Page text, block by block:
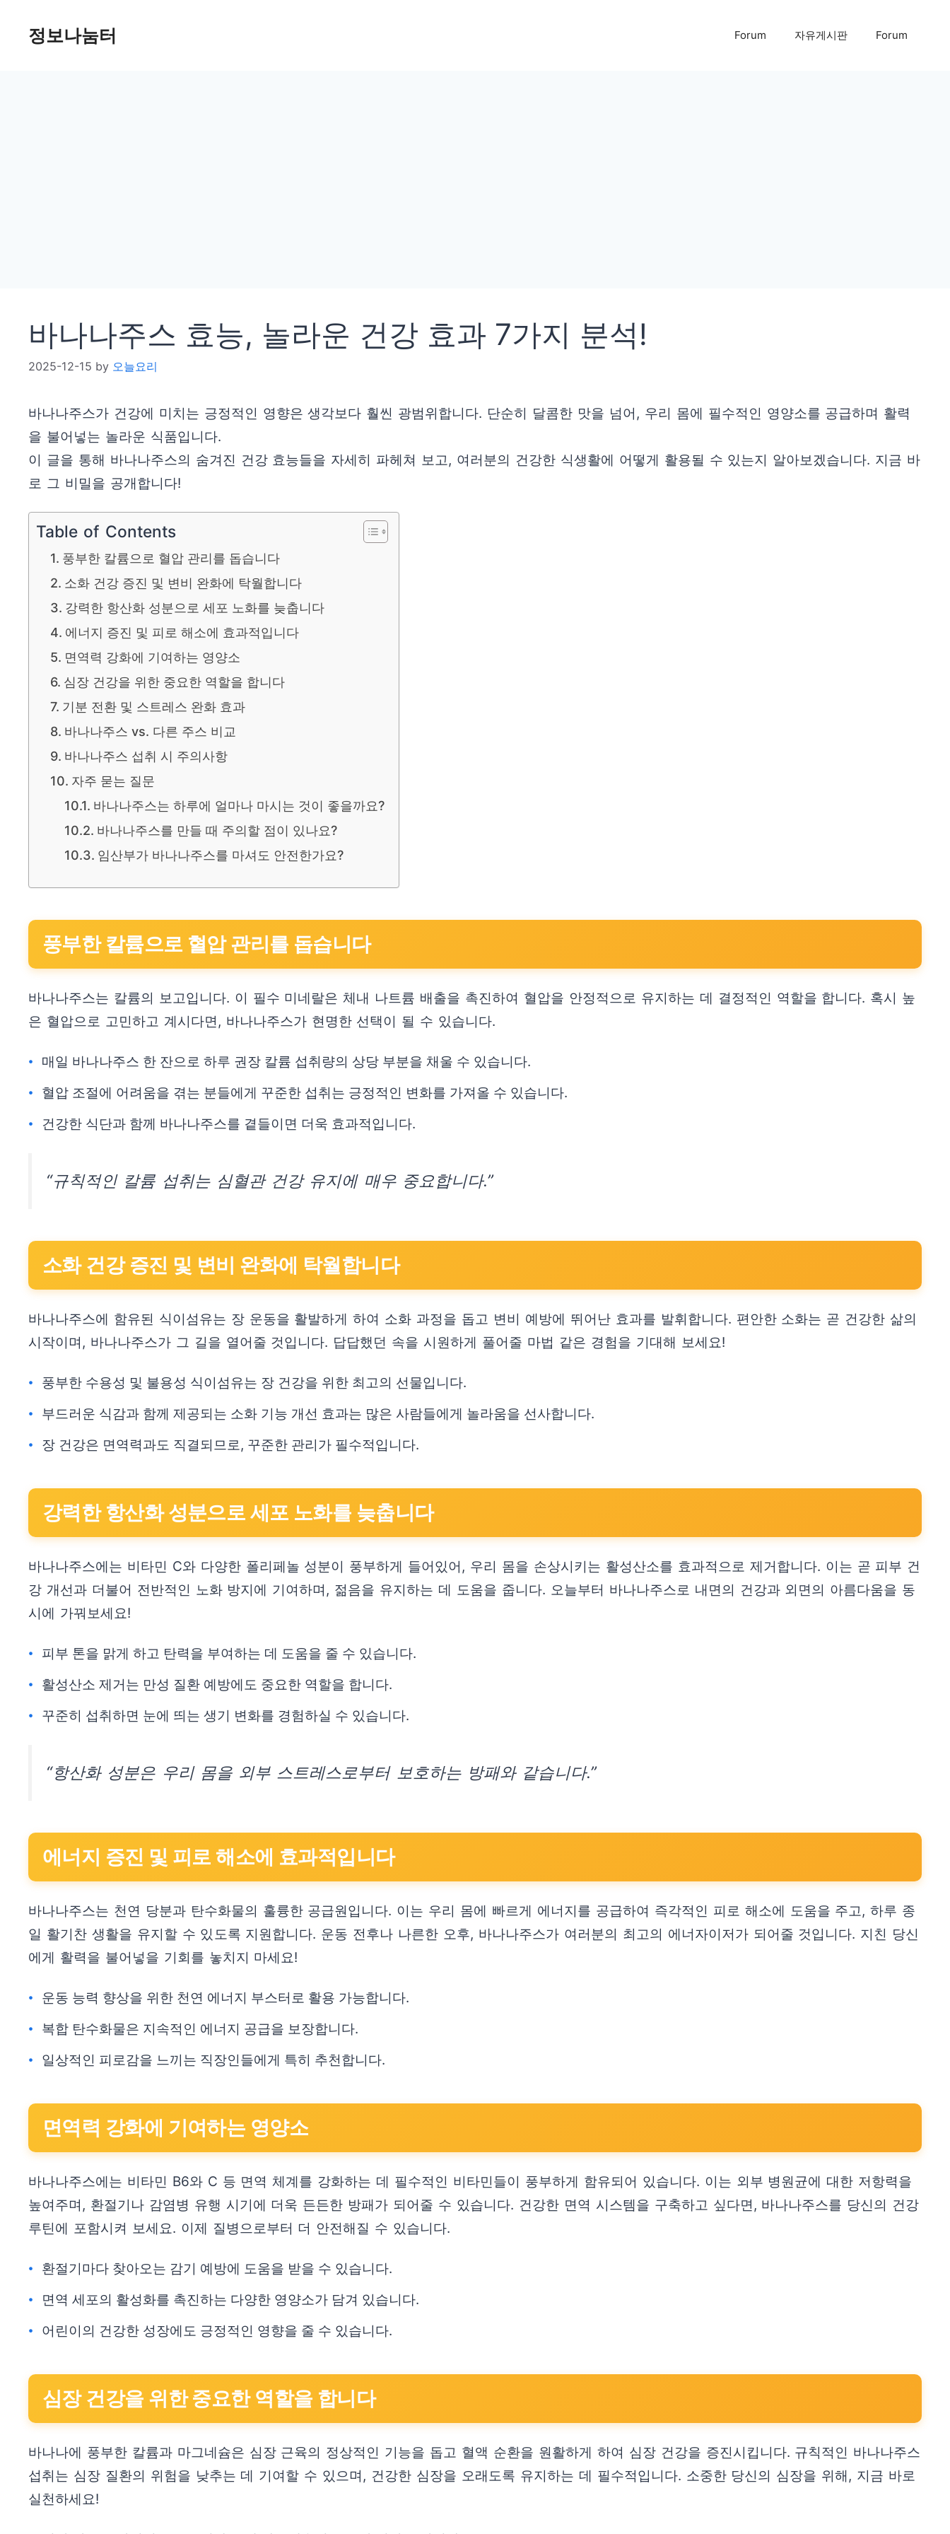
정보나눔터 Forum 자유게시판 Forum
바나나주스 효능, 놀라운 건강 효과 7가지 분석!
2025-12-15 by 오늘요리
바나나주스가 건강에 미치는 긍정적인 영향은 생각보다 훨씬 광범위합니다. 단순히 달콤한 맛을 넘어, 우리 몸에 필수적인 영양소를 공급하며 활력
을 불어넣는 놀라운 식품입니다.
이 글을 통해 바나나주스의 숨겨진 건강 효능들을 자세히 파헤쳐 보고, 여러분의 건강한 식생활에 어떻게 활용될 수 있는지 알아보겠습니다. 지금 바
로 그 비밀을 공개합니다!
Table of Contents
풍부한 칼륨으로 혈압 관리를 돕습니다
소화 건강 증진 및 변비 완화에 탁월합니다
강력한 항산화 성분으로 세포 노화를 늦춥니다
에너지 증진 및 피로 해소에 효과적입니다
면역력 강화에 기여하는 영양소
심장 건강을 위한 중요한 역할을 합니다
기분 전환 및 스트레스 완화 효과
바나나주스 vs. 다른 주스 비교
바나나주스 섭취 시 주의사항
자주 묻는 질문
바나나주스는 하루에 얼마나 마시는 것이 좋을까요?
바나나주스를 만들 때 주의할 점이 있나요?
임산부가 바나나주스를 마셔도 안전한가요?
풍부한 칼륨으로 혈압 관리를 돕습니다
바나나주스는 칼륨의 보고입니다. 이 필수 미네랄은 체내 나트륨 배출을 촉진하여 혈압을 안정적으로 유지하는 데 결정적인 역할을 합니다. 혹시 높
은 혈압으로 고민하고 계시다면, 바나나주스가 현명한 선택이 될 수 있습니다.
매일 바나나주스 한 잔으로 하루 권장 칼륨 섭취량의 상당 부분을 채울 수 있습니다.
혈압 조절에 어려움을 겪는 분들에게 꾸준한 섭취는 긍정적인 변화를 가져올 수 있습니다.
건강한 식단과 함께 바나나주스를 곁들이면 더욱 효과적입니다.
“규칙적인 칼륨 섭취는 심혈관 건강 유지에 매우 중요합니다.”
소화 건강 증진 및 변비 완화에 탁월합니다
바나나주스에 함유된 식이섬유는 장 운동을 활발하게 하여 소화 과정을 돕고 변비 예방에 뛰어난 효과를 발휘합니다. 편안한 소화는 곧 건강한 삶의
시작이며, 바나나주스가 그 길을 열어줄 것입니다. 답답했던 속을 시원하게 풀어줄 마법 같은 경험을 기대해 보세요!
풍부한 수용성 및 불용성 식이섬유는 장 건강을 위한 최고의 선물입니다.
부드러운 식감과 함께 제공되는 소화 기능 개선 효과는 많은 사람들에게 놀라움을 선사합니다.
장 건강은 면역력과도 직결되므로, 꾸준한 관리가 필수적입니다.
강력한 항산화 성분으로 세포 노화를 늦춥니다
바나나주스에는 비타민 C와 다양한 폴리페놀 성분이 풍부하게 들어있어, 우리 몸을 손상시키는 활성산소를 효과적으로 제거합니다. 이는 곧 피부 건
강 개선과 더불어 전반적인 노화 방지에 기여하며, 젊음을 유지하는 데 도움을 줍니다. 오늘부터 바나나주스로 내면의 건강과 외면의 아름다움을 동
시에 가꿔보세요!
피부 톤을 맑게 하고 탄력을 부여하는 데 도움을 줄 수 있습니다.
활성산소 제거는 만성 질환 예방에도 중요한 역할을 합니다.
꾸준히 섭취하면 눈에 띄는 생기 변화를 경험하실 수 있습니다.
“항산화 성분은 우리 몸을 외부 스트레스로부터 보호하는 방패와 같습니다.”
에너지 증진 및 피로 해소에 효과적입니다
바나나주스는 천연 당분과 탄수화물의 훌륭한 공급원입니다. 이는 우리 몸에 빠르게 에너지를 공급하여 즉각적인 피로 해소에 도움을 주고, 하루 종
일 활기찬 생활을 유지할 수 있도록 지원합니다. 운동 전후나 나른한 오후, 바나나주스가 여러분의 최고의 에너자이저가 되어줄 것입니다. 지친 당신
에게 활력을 불어넣을 기회를 놓치지 마세요!
운동 능력 향상을 위한 천연 에너지 부스터로 활용 가능합니다.
복합 탄수화물은 지속적인 에너지 공급을 보장합니다.
일상적인 피로감을 느끼는 직장인들에게 특히 추천합니다.
면역력 강화에 기여하는 영양소
바나나주스에는 비타민 B6와 C 등 면역 체계를 강화하는 데 필수적인 비타민들이 풍부하게 함유되어 있습니다. 이는 외부 병원균에 대한 저항력을
높여주며, 환절기나 감염병 유행 시기에 더욱 든든한 방패가 되어줄 수 있습니다. 건강한 면역 시스템을 구축하고 싶다면, 바나나주스를 당신의 건강
루틴에 포함시켜 보세요. 이제 질병으로부터 더 안전해질 수 있습니다.
환절기마다 찾아오는 감기 예방에 도움을 받을 수 있습니다.
면역 세포의 활성화를 촉진하는 다양한 영양소가 담겨 있습니다.
어린이의 건강한 성장에도 긍정적인 영향을 줄 수 있습니다.
심장 건강을 위한 중요한 역할을 합니다
바나나에 풍부한 칼륨과 마그네슘은 심장 근육의 정상적인 기능을 돕고 혈액 순환을 원활하게 하여 심장 건강을 증진시킵니다. 규칙적인 바나나주스
섭취는 심장 질환의 위험을 낮추는 데 기여할 수 있으며, 건강한 심장을 오래도록 유지하는 데 필수적입니다. 소중한 당신의 심장을 위해, 지금 바로
실천하세요!